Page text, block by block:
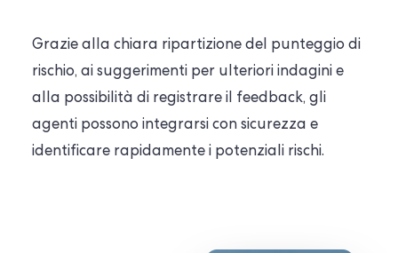
Grazie alla chiara ripartizione del punteggio di
rischio, ai suggerimenti per ulteriori indagini e
alla possibilità di registrare il feedback, gli
agenti possono integrarsi con sicurezza e
identificare rapidamente i potenziali rischi.